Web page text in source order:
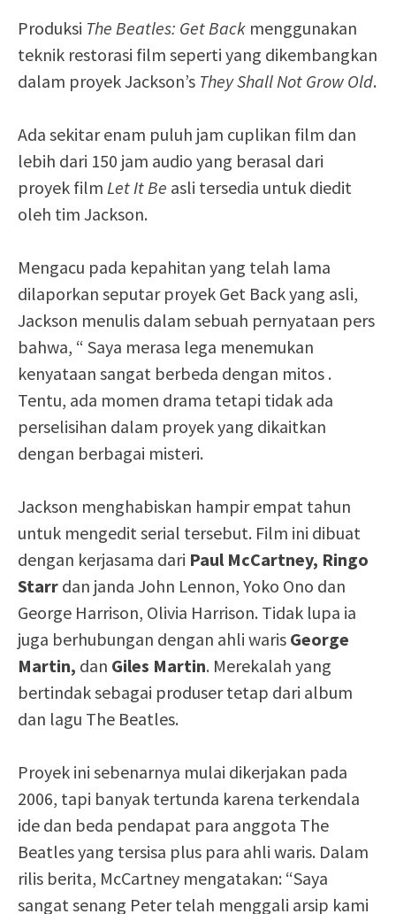
Produksi The Beatles: Get Back menggunakan
teknik restorasi film seperti yang dikembangkan
dalam proyek Jackson’s They Shall Not Grow Old.
Ada sekitar enam puluh jam cuplikan film dan
lebih dari 150 jam audio yang berasal dari
proyek film Let It Be asli tersedia untuk diedit
oleh tim Jackson.
Mengacu pada kepahitan yang telah lama
dilaporkan seputar proyek Get Back yang asli,
Jackson menulis dalam sebuah pernyataan pers
bahwa, “ Saya merasa lega menemukan
kenyataan sangat berbeda dengan mitos .
Tentu, ada momen drama tetapi tidak ada
perselisihan dalam proyek yang dikaitkan
dengan berbagai misteri.
Jackson menghabiskan hampir empat tahun
untuk mengedit serial tersebut. Film ini dibuat
dengan kerjasama dari Paul McCartney, Ringo
Starr dan janda John Lennon, Yoko Ono dan
George Harrison, Olivia Harrison. Tidak lupa ia
juga berhubungan dengan ahli waris George
Martin, dan Giles Martin. Merekalah yang
bertindak sebagai produser tetap dari album
dan lagu The Beatles.
Proyek ini sebenarnya mulai dikerjakan pada
2006, tapi banyak tertunda karena terkendala
ide dan beda pendapat para anggota The
Beatles yang tersisa plus para ahli waris. Dalam
rilis berita, McCartney mengatakan: “Saya
sangat senang Peter telah menggali arsip kami